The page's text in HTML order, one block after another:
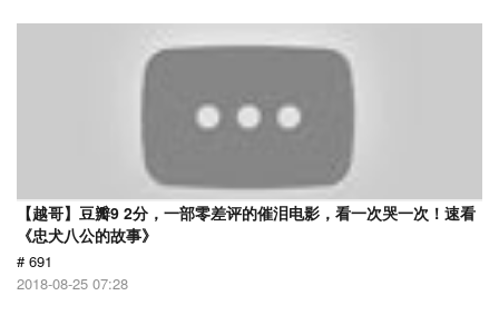
【越哥】豆瓣9 2分，一部零差评的催泪电影，看一次哭一次！速看
《忠犬八公的故事》
# 691
2018-08-25 07:28